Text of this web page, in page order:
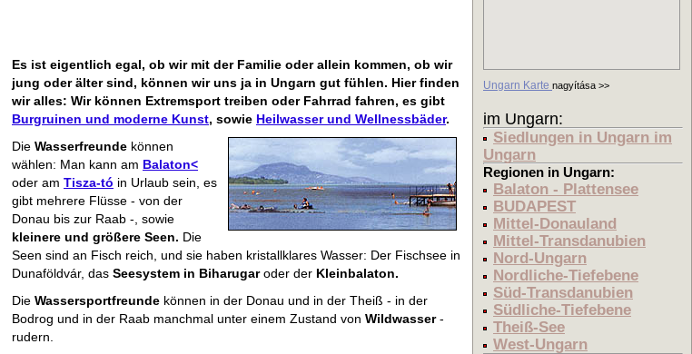
Es ist eigentlich egal, ob wir mit der Familie oder allein kommen, ob wir
jung oder älter sind, können wir uns ja in Ungarn gut fühlen. Hier finden
wir alles: Wir können Extremsport treiben oder Fahrrad fahren, es gibt
Burgruinen und moderne Kunst, sowie Heilwasser und Wellnessbäder.
Die Wasserfreunde können
wählen: Man kann am Balaton<
oder am Tisza-tó in Urlaub sein, es
gibt mehrere Flüsse - von der
Donau bis zur Raab -, sowie
kleinere und größere Seen. Die
Seen sind an Fisch reich, und sie haben kristallklares Wasser: Der Fischsee in
Dunaföldvár, das Seesystem in Biharugaroder der Kleinbalaton.
Die Wassersportfreunde können in der Donau und in der Theiß - in der
Bodrog und in der Raab manchmal unter einem Zustand von Wildwasser-
rudern.
Ungarn Karte nagyítása >>
im Ungarn:
Siedlungen in Ungarn im
Ungarn
Regionen in Ungarn:
Balaton - Plattensee
BUDAPEST
Mittel-Donauland
Mittel-Transdanubien
Nord-Ungarn
Nordliche-Tiefebene
Süd-Transdanubien
Südliche-Tiefebene
Theiß-See
West-Ungarn